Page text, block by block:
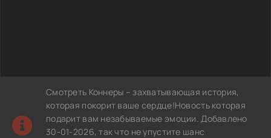
Смотреть Коннеры – захватывающая история,
которая покорит ваше сердце!Новость которая
подарит вам незабываемые эмоции. Добавлено
30-01-2026, так что не упустите шанс